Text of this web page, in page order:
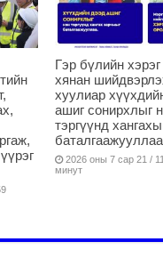
Гэр бүлийн
хянан
хуулиар
ашиг сонирхлыг
тэргүүнд
баталгаажууллаа
2026 оны 7 сар 21 /
минут